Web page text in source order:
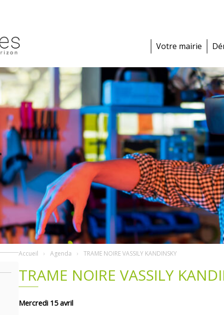
Votre mairie
Accueil Agenda TRAME NOIRE VASSILY KANDINSKY
TRAME NOIRE VASSILY
Mercredi 15 avril